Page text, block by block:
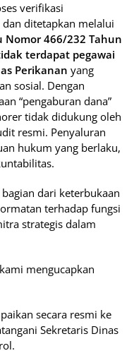
verifikasi
ditetapkan melalui
Nomor 466/232 Tahun
terdapat pegawai
Perikanan yang
sosial. Dengan
“pengaburan dana”
tidak didukung oleh
resmi. Penyaluran
hukum yang berlaku,
dari keterbukaan
terhadap fungsi
strategis dalam
mengucapkan
secara resmi ke
Sekretaris Dinas